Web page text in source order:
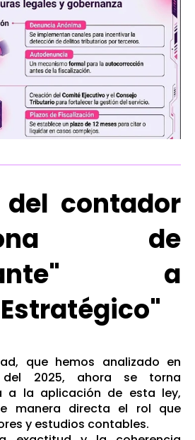
contador
de
a
que hemos analizado en
2025, ahora se torna
a la aplicación de esta ley,
manera directa el rol que
y estudios contables.